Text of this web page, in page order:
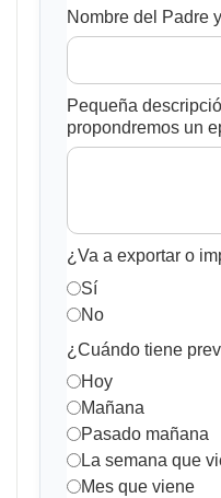
Nombre del Padre
Pequeña
propondremos un
¿Va a exportar o
Sí
No
¿Cuándo tiene
Hoy
Mañana
Pasado mañana
La semana que
Mes que viene